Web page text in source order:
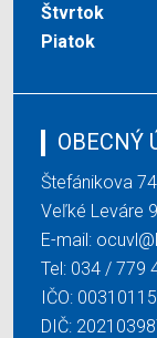
Štvrtok
Piatok
OBECNÝ
Štefánikova
Veľké Leváre
E-mail:
Tel: 034 / 779
IČO: 00310115
DIČ: